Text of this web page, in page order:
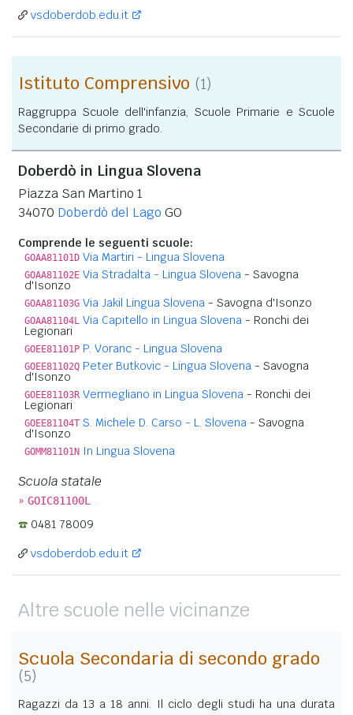
vsdoberdob.edu.it
Istituto Comprensivo (1)
Raggruppa Scuole dell'infanzia, Scuole Primarie e Scuole
Secondarie di primo grado.
Doberdò in Lingua Slovena
Piazza San Martino 1
34070 Doberdò del Lago GO
Comprende le seguenti scuole:
GOAA81101D Via Martiri - Lingua Slovena
GOAA81102E Via Stradalta - Lingua Slovena - Savogna
d'Isonzo
GOAA81103G Via Jakil Lingua Slovena - Savogna d'Isonzo
GOAA81104L Via Capitello in Lingua Slovena - Ronchi dei
Legionari
GOEE81101P P. Voranc - Lingua Slovena
GOEE81102Q Peter Butkovic - Lingua Slovena - Savogna
d'Isonzo
GOEE81103R Vermegliano in Lingua Slovena - Ronchi dei
Legionari
GOEE81104T S. Michele D. Carso - L. Slovena - Savogna
d'Isonzo
GOMM81101N In Lingua Slovena
Scuola statale
» GOIC81100L
0481 78009
vsdoberdob.edu.it
Altre scuole nelle vicinanze
Scuola Secondaria di secondo grado
(5)
Ragazzi da 13 a 18 anni. Il ciclo degli studi ha una durata